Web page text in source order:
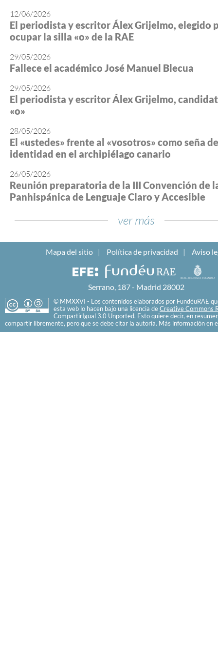
12/06/2026
El periodista y escritor Álex Grijelmo, elegido
ocupar la silla «o» de la RAE
29/05/2026
Fallece el académico José Manuel Blecua
29/05/2026
El periodista y escritor Álex Grijelmo,
«o»
28/05/2026
El «ustedes» frente al «vosotros» como seña de
identidad en el archipiélago canario
26/05/2026
Reunión preparatoria de la III Convención de
Panhispánica de Lenguaje Claro y Accesible
ver más
Mapa del sitio Política de privacidad Aviso
Serrano, 187 - Madrid 28002
© MMXXVI - Los contenidos elaborados por FundéuRAE
esta web lo hacen bajo una licencia de Creative Commons
CompartirIgual 3.0 Unported. Esto quiere decir, en
compartir libremente, pero que se debe citar la autoría. Más información en